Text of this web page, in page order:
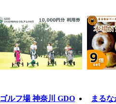
ゴルフ場 神奈川 GDO
まる